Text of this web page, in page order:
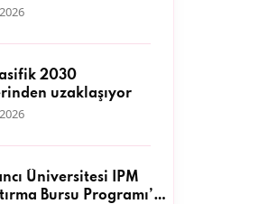
11 bini aşkın
2030
uzaklaşıyor
Üniversitesi İPM
Bursu Programı’a